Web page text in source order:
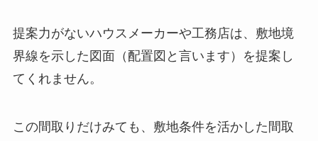
提案力がないハウスメーカーや工務店は、敷地境
界線を示した図面（配置図と言います）を提案し
てくれません。
この間取りだけみても、敷地条件を活かした間取